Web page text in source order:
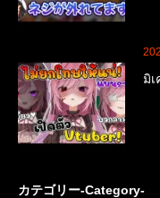
มิเ
カテゴリー-Category-